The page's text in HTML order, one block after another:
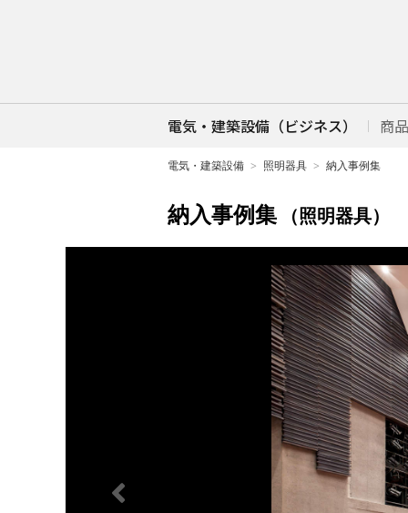
電気・建築設備（ビジネス） 商
電気・建築設備 照明器具 納入事例集
納入事例集 （照明器具）